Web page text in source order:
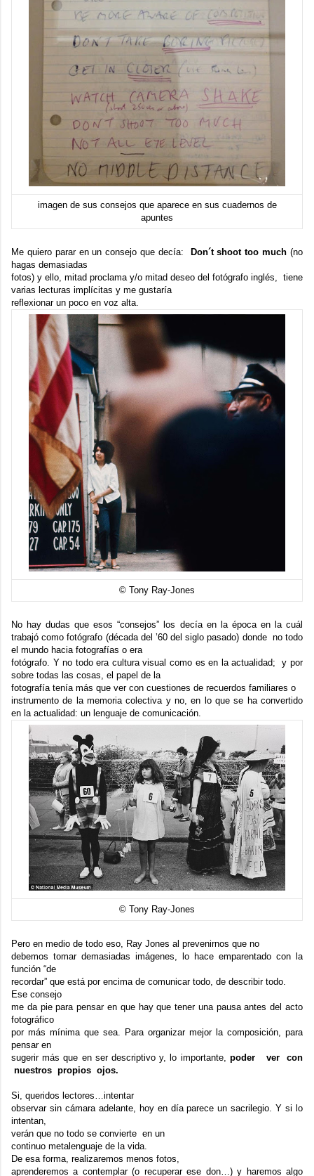
imagen de sus consejos que aparece en sus cuadernos de
apuntes
Me quiero parar en un consejo que decía: Don´t shoot too much (no
hagas demasiadas
fotos) y ello, mitad proclama y/o mitad deseo del fotógrafo inglés, tiene
varias lecturas implícitas y me gustaría
reflexionar un poco en voz alta.
© Tony Ray-Jones
No hay dudas que esos “consejos” los decía en la época en la cuál
trabajó como fotógrafo (década del ’60 del siglo pasado) donde no todo
el mundo hacia fotografías o era
fotógrafo. Y no todo era cultura visual como es en la actualidad; y por
sobre todas las cosas, el papel de la
fotografía tenía más que ver con cuestiones de recuerdos familiares o
instrumento de la memoria colectiva y no, en lo que se ha convertido
en la actualidad: un lenguaje de comunicación.
© Tony Ray-Jones
Pero en medio de todo eso, Ray Jones al prevenirnos que no
debemos tomar demasiadas imágenes, lo hace emparentado con la
función “de
recordar” que está por encima de comunicar todo, de describir todo.
Ese consejo
me da pie para pensar en que hay que tener una pausa antes del acto
fotográfico
por más mínima que sea. Para organizar mejor la composición, para
pensar en
sugerir más que en ser descriptivo y, lo importante, poder ver con
nuestros propios ojos.
Si, queridos lectores…intentar
observar sin cámara adelante, hoy en día parece un sacrilegio. Y si lo
intentan,
verán que no todo se convierte en un
continuo metalenguaje de la vida.
De esa forma, realizaremos menos fotos,
aprenderemos a contemplar (o recuperar ese don…) y haremos algo